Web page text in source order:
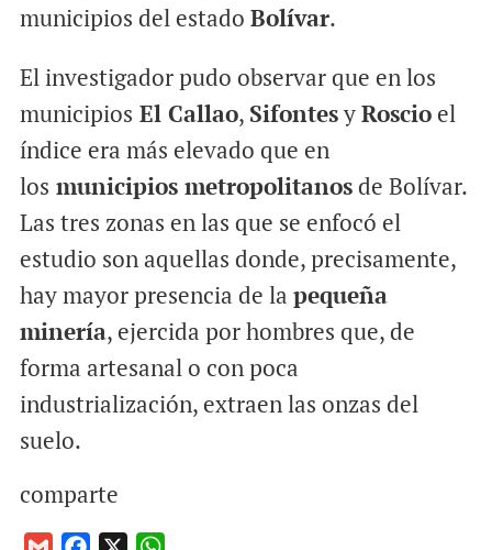
municipios del estado Bolívar.
El investigador pudo observar que en los
municipios El Callao, SifontesyRoscioel
índice era más elevado que en
los municipios metropolitanosde Bolívar.
Las tres zonas en las que se enfocó el
estudio son aquellas donde, precisamente,
hay mayor presencia de la pequeña
minería, ejercida por hombres que, de
forma artesanal o con poca
industrialización, extraen las onzas del
suelo.
comparte